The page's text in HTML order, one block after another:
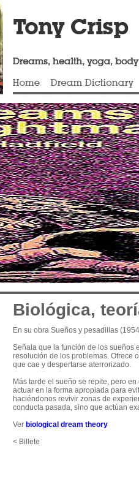
Biológica,
En su obra Sueños y pesadillas
Señala que la función de los sueños
resolución de los problemas. Ofrece
que cae y despertarse aterrorizado.
Más tarde el sueño se repite, pero
actuar en la forma apropiada para
haciéndonos revivir zonas de
conducta pasada, sino que actúan
Ver biological dream theory
< Billete